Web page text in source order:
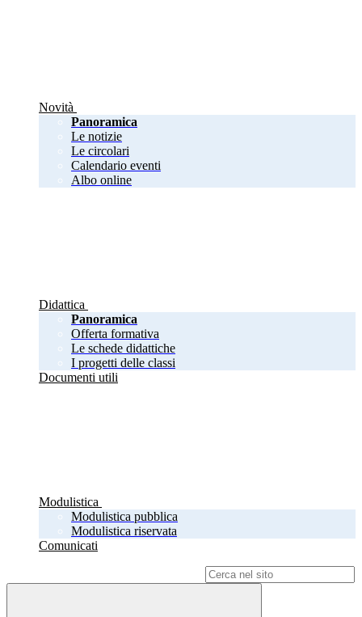
Novità
Panoramica
Le notizie
Le circolari
Calendario eventi
Albo online
Didattica
Panoramica
Offerta formativa
Le schede didattiche
I progetti delle classi
Documenti utili
Modulistica
Modulistica pubblica
Modulistica riservata
Comunicati